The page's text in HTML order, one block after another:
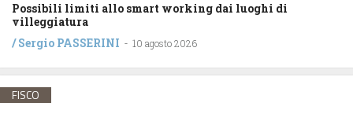
Possibili limiti allo smart working dai luoghi di
villeggiatura
/Sergio PASSERINI - 10 agosto 2026
FISCO